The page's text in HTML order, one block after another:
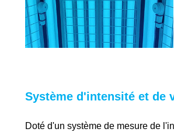
Système d'intensité et de
Doté d'un système de mesure de